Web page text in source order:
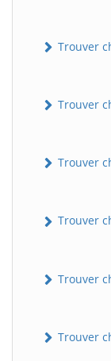
Trouver
Trouver
Trouver
Trouver
Trouver
Trouver